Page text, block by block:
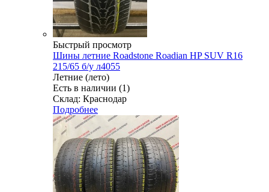
Быстрый просмотр
Шины летние Roadstone Roadian HP SUV R16
215/65 б/у л4055
Летние (лето)
Есть в наличии (1)
Склад: Краснодар
Подробнее